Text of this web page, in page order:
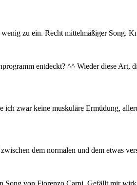
zu ein. Recht mittelmäßiger Song.
entdeckt? ^^ Wieder diese Art,
ich zwar keine muskuläre Ermüdung,
dem normalen und dem etwas
Song von Fiorenzo Carpi. Gefällt mir